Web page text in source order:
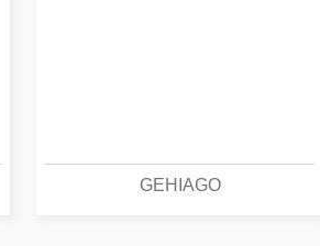
GEHIAGO